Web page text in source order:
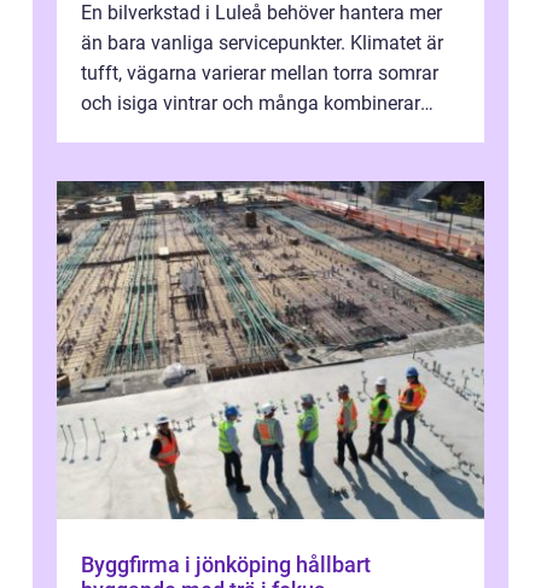
En bilverkstad i Luleå behöver hantera mer
än bara vanliga servicepunkter. Klimatet är
tufft, vägarna varierar mellan torra somrar
och isiga vintrar och många kombinerar
Byggfirma i jönköping hållbart